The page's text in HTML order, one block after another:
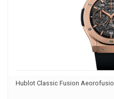
Hublot Classic Fusion